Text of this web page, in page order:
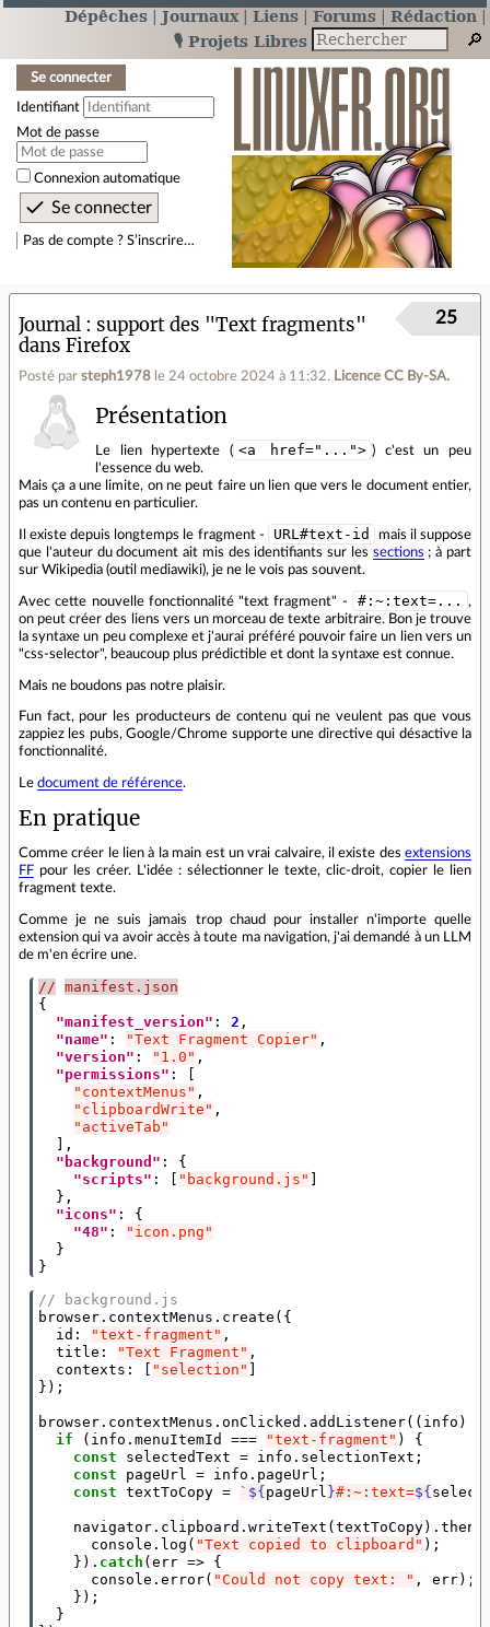
Dépêches Journaux Liens Forums
Rédaction
🎙️ Projets Libres
Se connecter
Identifiant
Mot de passe
Connexion automatique
Pas de compte ? S’inscrire…
Journal
support des "Text fragments"
dans Firefox
Posté par steph1978 le 24 octobre 2024 à 11:32. Licence CC By‑SA.
25
Présentation
Le lien hypertexte ( <a href="..."> ) c'est un peu
l'essence du web.
Mais ça a une limite, on ne peut faire un lien que vers le document entier,
pas un contenu en particulier.
Il existe depuis longtemps le fragment - URL#text-id
mais il suppose
que l'auteur du document ait mis des identifiants sur les sections ; à part
sur Wikipedia (outil mediawiki), je ne le vois pas souvent.
Avec cette nouvelle fonctionnalité "text fragment" - #:~:text=...
,
on peut créer des liens vers un morceau de texte arbitraire. Bon je trouve
la syntaxe un peu complexe et j'aurai préféré pouvoir faire un lien vers un
"css-selector", beaucoup plus prédictible et dont la syntaxe est connue.
Mais ne boudons pas notre plaisir.
Fun fact, pour les producteurs de contenu qui ne veulent pas que vous
zappiez les pubs, Google/Chrome supporte une directive qui désactive la
fonctionnalité.
Le document de référence.
En pratique
Comme créer le lien à la main est un vrai calvaire, il existe des extensions
FF pour les créer. L'idée : sélectionner le texte, clic-droit, copier le lien
fragment texte.
Comme je ne suis jamais trop chaud pour installer n'importe quelle
extension qui va avoir accès à toute ma navigation, j'ai demandé à un LLM
de m'en écrire une.
// manifest.json
{
"manifest_version" : 2 ,
"name" : "Text Fragment Copier" ,
"version" : "1.0" ,
"permissions" :
[
"contextMenus" ,
"clipboardWrite" ,
"activeTab"
],
"background" :
{
"scripts" : [ "background.js" ]
},
"icons" :
{
"48" :
"icon.png"
}
}
// background.js
browser . contextMenus . create ({
id : "text-fragment" ,
title : "Text Fragment" ,
contexts : "selection"
});
browser . contextMenus . onClicked . addListener(( info )
if
( info . menuItemId === "text-fragment" )
{
const
selectedText = info . selectionText ;
const
pageUrl = info . pageUrl ;
const textToCopy = ` ${ pageUrl }#:~:text=${
navigator . clipboard . writeText ( textToCopy). then
console . log ( "Text copied to clipboard" );
}). catch ( err => {
console . error( "Could not copy text: " , err);
});
}